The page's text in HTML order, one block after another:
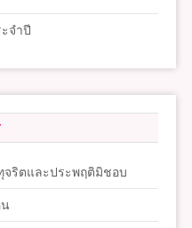
จำปี
จริตและประพฤติมิชอบ